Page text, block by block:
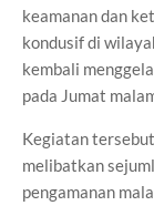
keamanan dan
kondusif di
kembali
pada Jumat
Kegiatan
melibatkan
pengamanan